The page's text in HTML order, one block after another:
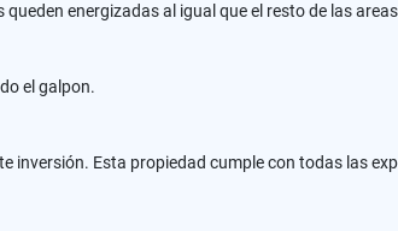
energizadas al igual que el resto de las
el galpon.
inversión. Esta propiedad cumple con todas las